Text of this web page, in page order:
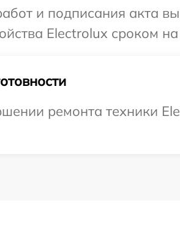
и подписания акта
Electrolux сроком
ремонта техники